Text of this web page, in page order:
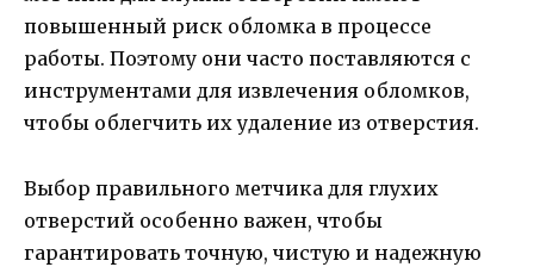
повышенный риск обломка в процессе
работы. Поэтому они часто поставляются с
инструментами для извлечения обломков,
чтобы облегчить их удаление из отверстия.
Выбор правильного метчика для глухих
отверстий особенно важен, чтобы
гарантировать точную, чистую и надежную